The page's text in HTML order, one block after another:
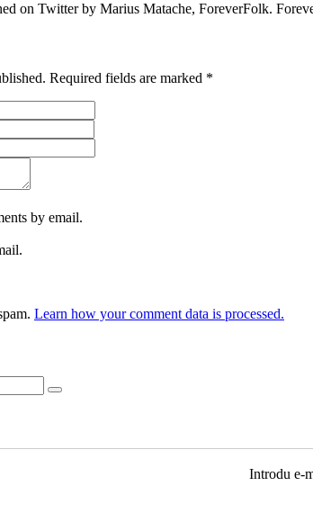
on Twitter by Marius Matache, ForeverFolk.
Required fields are marked *
by email.
Learn how your comment data is processed.
Introdu e-